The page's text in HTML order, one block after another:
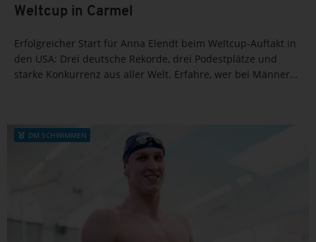
Weltcup in Carmel
Erfolgreicher Start für Anna Elendt beim Weltcup-Auftakt in
den USA: Drei deutsche Rekorde, drei Podestplätze und
starke Konkurrenz aus aller Welt. Erfahre, wer bei Männern
DM SCHWIMMEN